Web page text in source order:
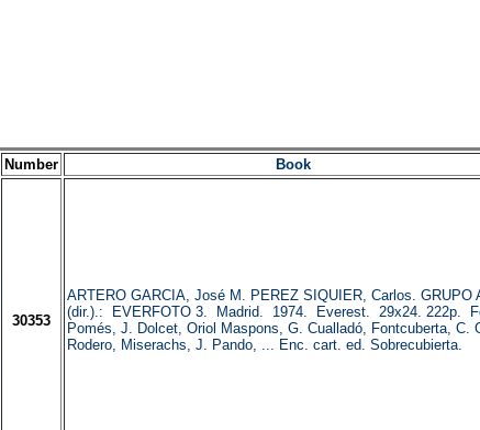
Number Book
30353
ARTERO GARCIA, José M. PEREZ SIQUIER, Carlos. GRUPO
(dir.).: EVERFOTO 3. Madrid. 1974. Everest. 29x24. 222p.
Pomés, J. Dolcet, Oriol Maspons, G. Cualladó, Fontcuberta, C.
Rodero, Miserachs, J. Pando, ... Enc. cart. ed. Sobrecubierta.